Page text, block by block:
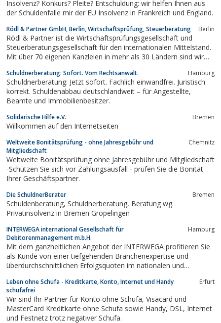
Schutzschirmverfahren ≠ Pleite !• ESUG...
Insolvenz? Konkurs? Pleite? Entschuldung: wir helfen Ihnen aus
der Schuldenfalle mir der EU Insolvenz in Frankreich und England.
Rödl & Partner GmbH, Berlin, Wirtschaftsprüfung, Steuerberatung Berlin
Rödl & Partner ist die Wirtschaftsprüfungsgesellschaft und
Steuerberatungsgesellschaft für den internationalen Mittelstand.
Mit über 70 eigenen Kanzleien in mehr als 30 Ländern sind wir
Schuldnerberatung: Sofort. Vom Rechtsanwalt. Hamburg
Schuldnerberatung: Jetzt sofort. Fachlich einwandfrei. Juristisch
korrekt. Schuldenabbau deutschlandweit – für Angestellte,
Beamte und Immobilienbesitzer.
Solidarische Hilfe e.V. Bremen
Willkommen auf den Internetseiten
Weltweite Bonitätsprüfung - ohne Jahresgebühr und
Mitgliedschaft
Chemnitz
Weltweite Bonitätsprüfung ohne Jahresgebühr und Mitgliedschaft
-Schützen Sie sich vor Zahlungsausfall - prüfen Sie die Bonität
Ihrer Geschäftspartner.
Die SchuldnerBerater Bremen
Schuldenberatung, Schuldnerberatung, Beratung wg.
Privatinsolvenz in Bremen Gröpelingen
INTERWEGA international Gesellschaft für
Debitorenmanagement m.b.H.
Hamburg
Mit dem ganzheitlichen Angebot der INTERWEGA profitieren Sie
als Kunde von einer tiefgehenden Branchenexpertise und
überdurchschnittlichen Erfolgsquoten im nationalen und
Erfahrungen aus über 30 Jahren Unternehmensgeschichte
sichern die Erstellung und Anwendung...
Leben ohne Schufa - Kreditkarte, Konto, Internet und Handy
schufafrei
Erfurt
Wir sind Ihr Partner für Konto ohne Schufa, Visacard und
MasterCard Kreditkarte ohne Schufa sowie Handy, DSL, Internet
und Festnetz trotz negativer Schufa.